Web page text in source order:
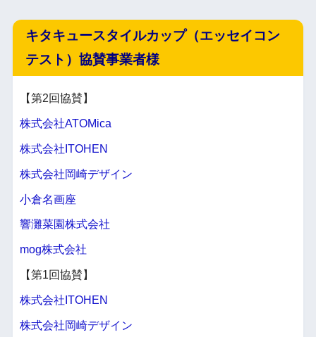
キタキュースタイルカップ（エッセイコン
テスト）協賛事業者様
【第2回協賛】
株式会社ATOMica
株式会社ITOHEN
株式会社岡崎デザイン
小倉名画座
響灘菜園株式会社
mog株式会社
【第1回協賛】
株式会社ITOHEN
株式会社岡崎デザイン